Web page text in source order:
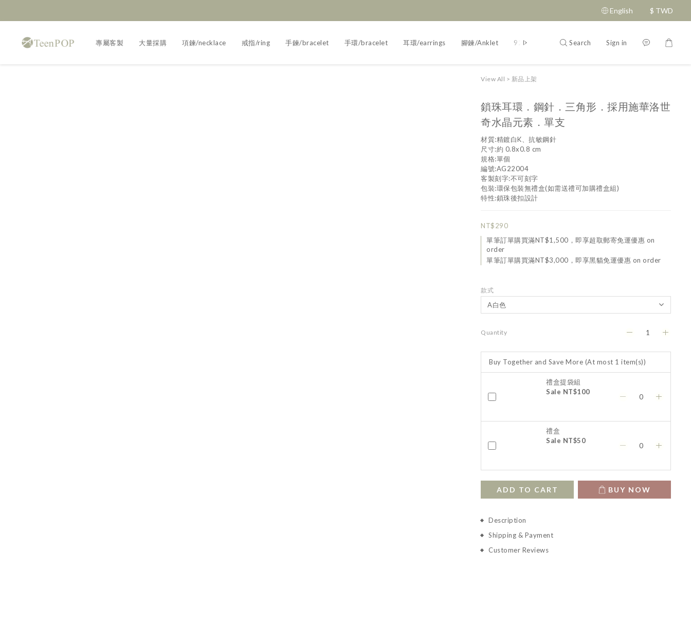
English $ TWD
專屬客製 大量採購 項鍊/necklace 戒指/ring 手鍊/bracelet 手環/bracelet 耳環/earrings 腳鍊/Anklet 925純銀/silver 刻字說明 飾品二三事 飾品
Search Sign in
View All > 新品上架
鎖珠耳環．鋼針．三角形．採用施華洛世
奇水晶元素．單支
材質:精鍍白K、抗敏鋼針
尺寸:約 0.8x0.8 cm
規格:單個
編號:AG22004
客製刻字:不可刻字
包裝:環保包裝無禮盒(如需送禮可加購禮盒組)
特性:鎖珠後扣設計
NT$290
單筆訂單購買滿NT$1,500，即享超取郵寄免運優惠 on
order
單筆訂單購買滿NT$3,000，即享黑貓免運優惠 on order
款式
Quantity
Buy Together and Save More (At most 1 item(s))
禮盒提袋組
Sale NT$100
禮盒
Sale NT$50
ADD TO CART BUY NOW
Description
Shipping & Payment
Customer Reviews